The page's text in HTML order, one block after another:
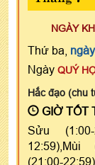
NGÀY
Thứ ba,
Ngày QUÝ
Hắc đạo (chu
GIỜ TỐT
Sửu (1:00-
12:59),Mùi
(21:00-22:59)